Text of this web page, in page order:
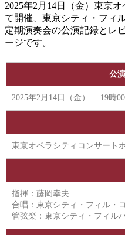
2025年2月14日（金）東京
て開催、東京シティ・フィ
定期演奏会の公演記録とレ
ージです。
公
2025年2月14日（金） 19時
東京オペラシティコンサート
指揮：藤岡幸夫
合唱：東京シティ・フィル・
管弦楽： 東京シティ・フィル